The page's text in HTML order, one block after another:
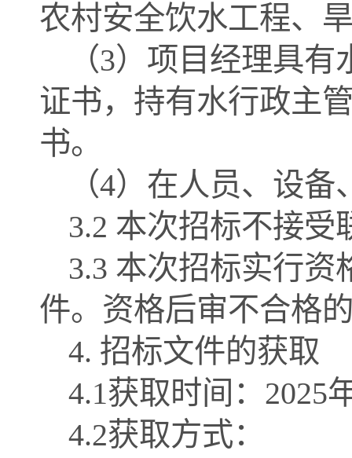
农村安全饮水工程、
（3）项目经理具有
证书，持有水行政主
书。
（4）在人员、设备
3.2 本次招标不接受
3.3 本次招标实行资
件。 资格后审不合格
4. 招标文件的获取
4.1获取时间：2025
4.2获取方式：